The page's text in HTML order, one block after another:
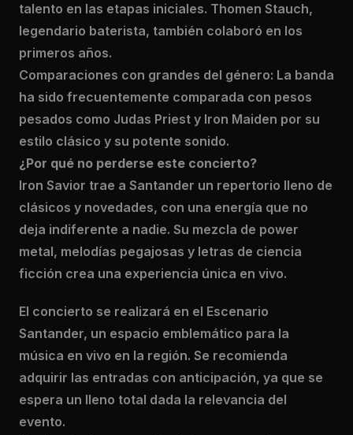
talento en las etapas iniciales. Thomen Stauch,
legendario baterista, también colaboró en los
primeros años.
Comparaciones con grandes del género: La banda
ha sido frecuentemente comparada con pesos
pesados como Judas Priest y Iron Maiden por su
estilo clásico y su potente sonido.
¿Por qué no perderse este concierto?
Iron Savior trae a Santander un repertorio lleno de
clásicos y novedades, con una energía que no
deja indiferente a nadie. Su mezcla de power
metal, melodías pegajosas y letras de ciencia
ficción crea una experiencia única en vivo.
El concierto se realizará en el Escenario
Santander, un espacio emblemático para la
música en vivo en la región. Se recomienda
adquirir las entradas con anticipación, ya que se
espera un lleno total dada la relevancia del
evento.